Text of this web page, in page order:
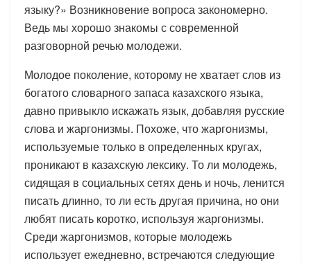
языку?» Возникновение вопроса закономерно.
Ведь мы хорошо знакомы с современной
разговорной речью молодежи.
Молодое поколение, которому не хватает слов из
богатого словарного запаса казахского языка,
давно привыкло искажать язык, добавляя русские
слова и жаргонизмы. Похоже, что жаргонизмы,
используемые только в определенных кругах,
проникают в казахскую лексику. То ли молодежь,
сидящая в социальных сетях день и ночь, ленится
писать длинно, то ли есть другая причина, но они
любят писать коротко, используя жаргонизмы.
Среди жаргонизмов, которые молодежь
использует ежедневно, встречаются следующие